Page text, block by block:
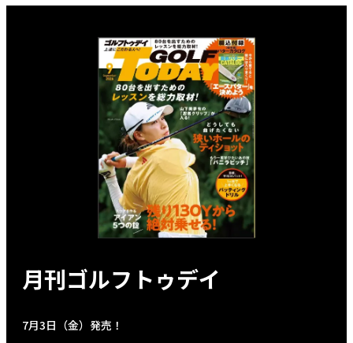
月刊ゴルフトゥデイ
7月3日（金）発売！